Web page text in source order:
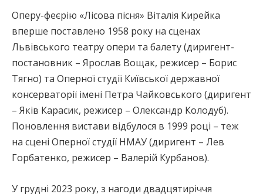
Оперу-феєрію «Лісова пісня» Віталія Кирейка
вперше поставлено 1958 року на сценах
Львівського театру опери та балету (диригент-
постановник – Ярослав Вощак, режисер – Борис
Тягно) та Оперної студії Київської державної
консерваторії імені Петра Чайковського (диригент
– Яків Карасик, режисер – Олександр Колодуб).
Поновлення вистави відбулося в 1999 році – теж
на сцені Оперної студії НМАУ (диригент – Лев
Горбатенко, режисер – Валерій Курбанов).
У грудні 2023 року, з нагоди двадцятиріччя